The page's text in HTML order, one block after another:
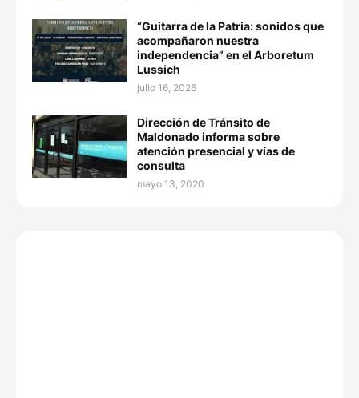
“Guitarra de la Patria: sonidos que
acompañaron nuestra
independencia” en el Arboretum
Lussich
julio 16, 2026
Dirección de Tránsito de
Maldonado informa sobre
atención presencial y vías de
consulta
mayo 13, 2020